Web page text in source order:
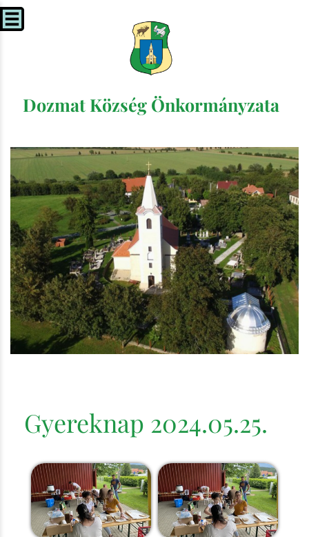
Dozmat Község Önkormányzata
Gyereknap 2024.05.25.